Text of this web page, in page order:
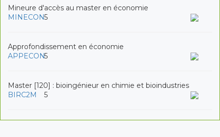
Mineure d'accès au master en économie
MINECON5
Approfondissement en économie
APPECON5
Master [120] : bioingénieur en chimie et bioindustries
BIRC2M
5